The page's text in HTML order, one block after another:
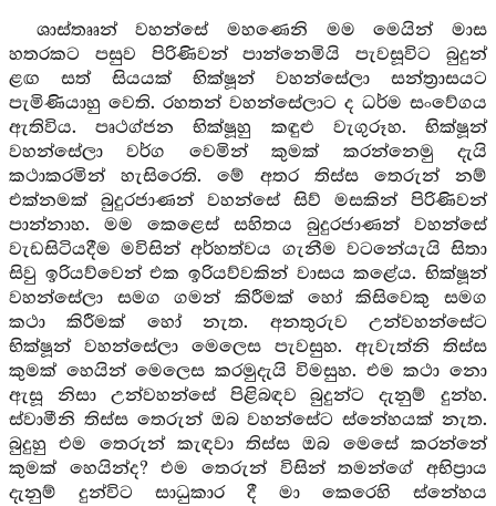
ශාස්තෲන් වහන්සේ මහණෙනි මම මෙයින් මාස
හතරකට පසුව පිරිණිවන් පාන්නෙමියි පැවසූවිට බුදුන්
ළඟ සත් සියයක් භික්ෂූන් වහන්සේලා සන්ත්‍රාසයට
පැමිණියාහු වෙති. රහතන් වහන්සේලාට ද ධර්ම සංවේගය
ඇතිවිය. පෘථග්ජන භික්ෂූහු කඳුළු වැගුරූහ. භික්ෂූන්
වහන්සේලා වර්ග වෙමින් කුමක් කරන්නෙමු දැයි
කථාකරමින් හැසිරෙති. මේ අතර තිස්ස තෙරුන් නම්
එක්නමක් බුදුරජාණන් වහන්සේ සිව් මසකින් පිරිණිවන්
පාන්නාහ. මම කෙළෙස් සහිතය බුදුරජාණන් වහන්සේ
වැඩසිටියදීම මවිසින් අර්හත්වය ගැනීම වටනේයැයි සිතා
සිවු ඉරියව්වෙන් එක ඉරියව්වකින් වාසය කළේය. භික්ෂූන්
වහන්සේලා සමග ගමන් කිරීමක් හෝ කිසිවෙකු සමග
කථා කිරීමක් හෝ නැත. අනතුරුව උන්වහන්සේට
භික්ෂූන් වහන්සේලා මෙලෙස පැවසුහ. ඇවැත්නි තිස්ස
කුමක් හෙයින් මෙලෙස කරමුදැයි විමසුහ. එම කථා නො
ඇසූ නිසා උන්වහන්සේ පිළිබඳව බුදුන්ට දැනුම් දුන්හ.
ස්වාමීනි තිස්ස තෙරුන් ඔබ වහන්සේට ස්නේහයක් නැත.
බුදුහු එම තෙරුන් කැඳවා තිස්ස ඔබ මෙසේ කරන්නේ
කුමක් හෙයින්ද? එම තෙරුන් විසින් තමන්ගේ අභිප්‍රාය
දැනුම් දුන්විට සාධුකාර දී මා කෙරෙහි ස්නේහය